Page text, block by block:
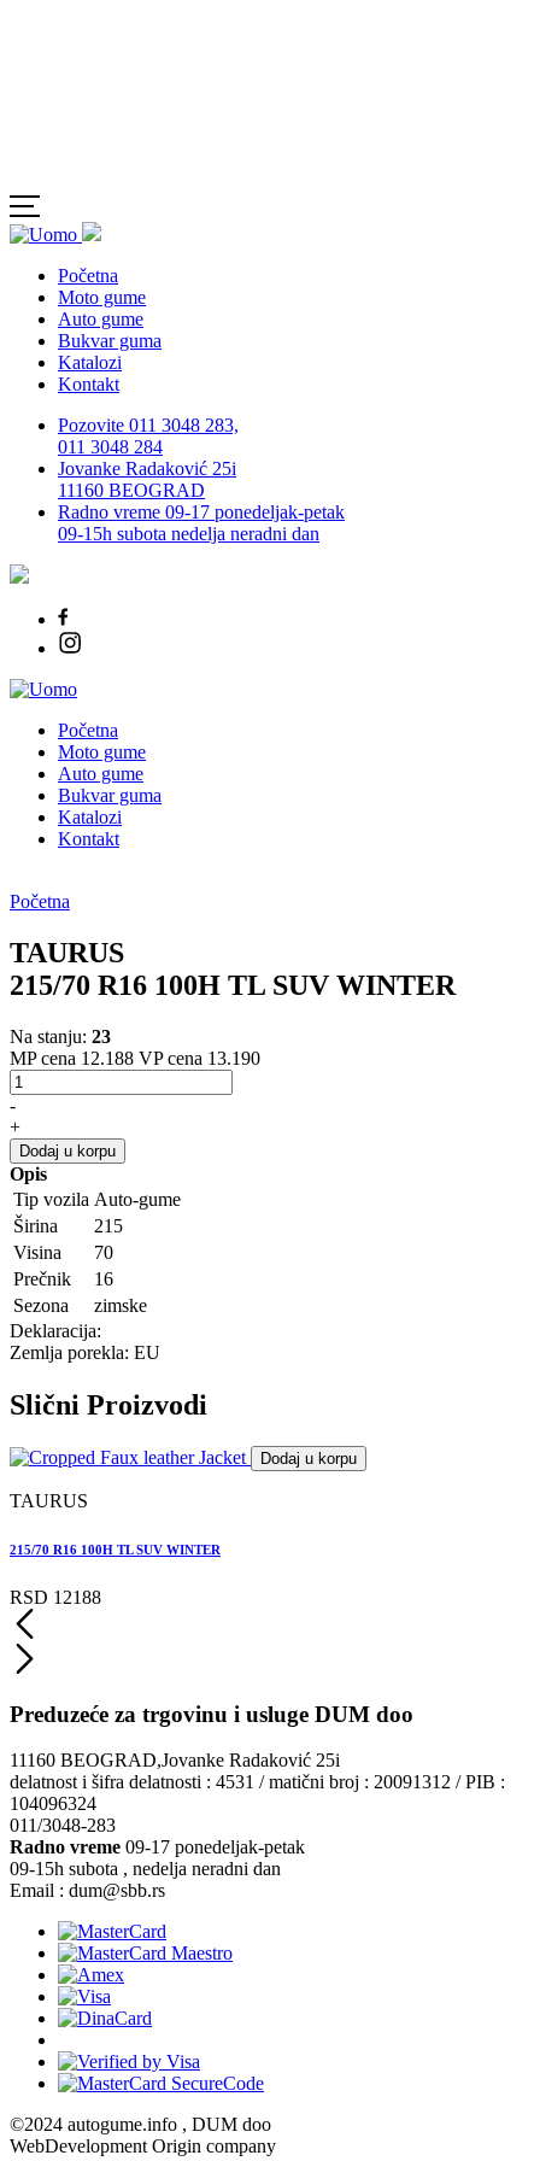
Početna
Moto gume
Auto gume
Bukvar guma
Katalozi
Kontakt
Pozovite 011 3048 283,
011 3048 284
Jovanke Radaković 25i
11160 BEOGRAD
Radno vreme 09-17 ponedeljak-petak
09-15h subota nedelja neradni dan
Početna
Moto gume
Auto gume
Bukvar guma
Katalozi
Kontakt
Početna
TAURUS
215/70 R16 100H TL SUV WINTER
Na stanju: 23
MP cena 12.188 VP cena 13.190
-
+
Dodaj u korpu
Opis
Tip vozila Auto-gume
Širina
215
Visina
70
Prečnik
16
Sezona
zimske
Deklaracija:
Zemlja porekla: EU
Slični Proizvodi
Dodaj u korpu
TAURUS
215/70 R16 100H TL SUV WINTER
RSD 12188
Preduzeće za trgovinu i usluge DUM doo
11160 BEOGRAD,Jovanke Radaković 25i
delatnost i šifra delatnosti : 4531 / matični broj : 20091312 / PIB :
104096324
011/3048-283
Radno vreme 09-17 ponedeljak-petak
09-15h subota , nedelja neradni dan
Email : dum@sbb.rs
©2024 autogume.info , DUM doo
WebDevelopment Origin company